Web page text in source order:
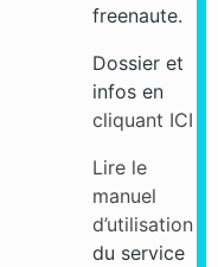
freenaute.
Dossier et
infos en
cliquant ICI
Lire le
manuel
d’utilisation
du service